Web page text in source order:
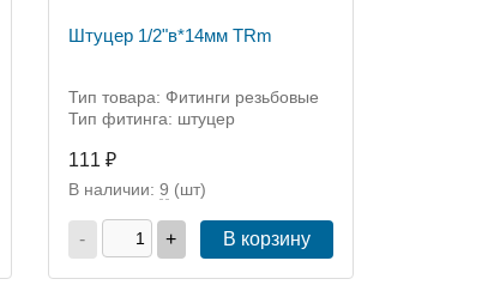
Штуцер 1/2"в*14мм TRm
Тип товара: Фитинги резьбовые
Тип фитинга: штуцер
111 ₽
В наличии: 9 (шт)
- + В корзину